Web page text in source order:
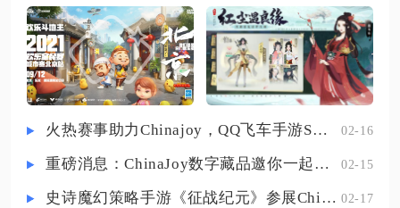
少兵力损耗。野蛮人血量扎实适合
前排抗伤，弓箭手远程输出安全稳
定，两者搭配可以覆盖绝大多数三
本阵
械、全配件免费测试的独立训练空
间。改枪台快捷入口是使用率最高
的捷径，在游戏主界面顶部找到改
枪台功能入口，进入后切换至改装
标签页面，将页面滑动至底部区
识的射击训练按钮，点击即可一键
加载进入特训岛，仓库、全面战场
火热赛事助力Chinajoy，QQ飞车手游S联赛明星挑战赛8月1日打响！ 02-16
重磅消息：ChinaJoy数字藏品邀你一起评选 02-15
史诗魔幻策略手游《征战纪元》参展ChinaJoy，SLG与放置融合玩法来袭 02-17